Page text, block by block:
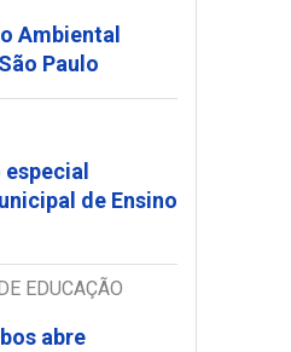
Ambiental
Paulo
de Ensino
EDUCAÇÃO
abre